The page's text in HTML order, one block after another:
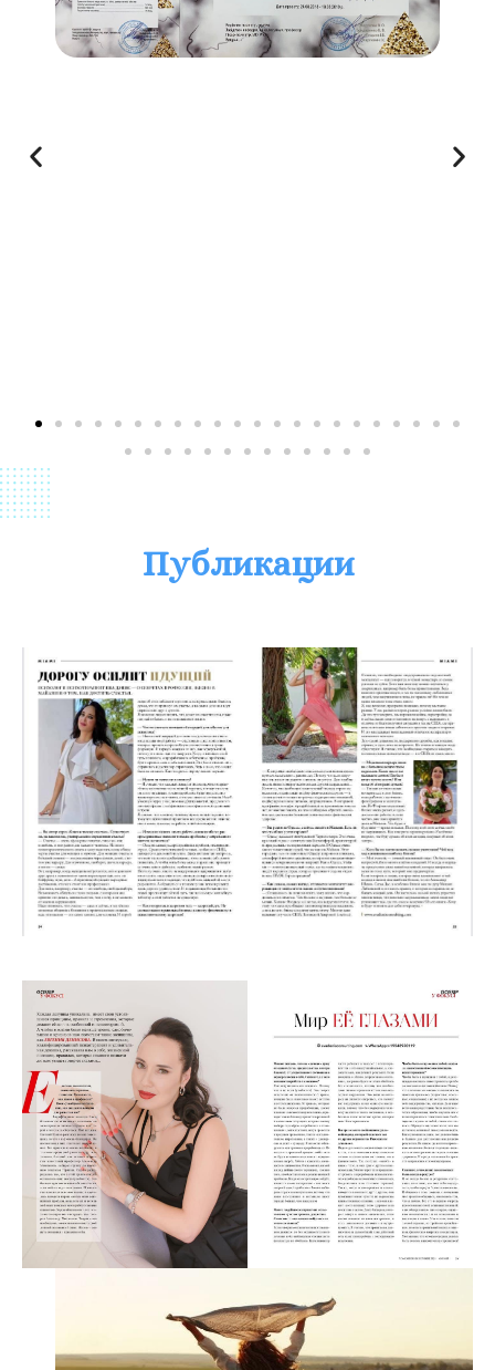
Публикации